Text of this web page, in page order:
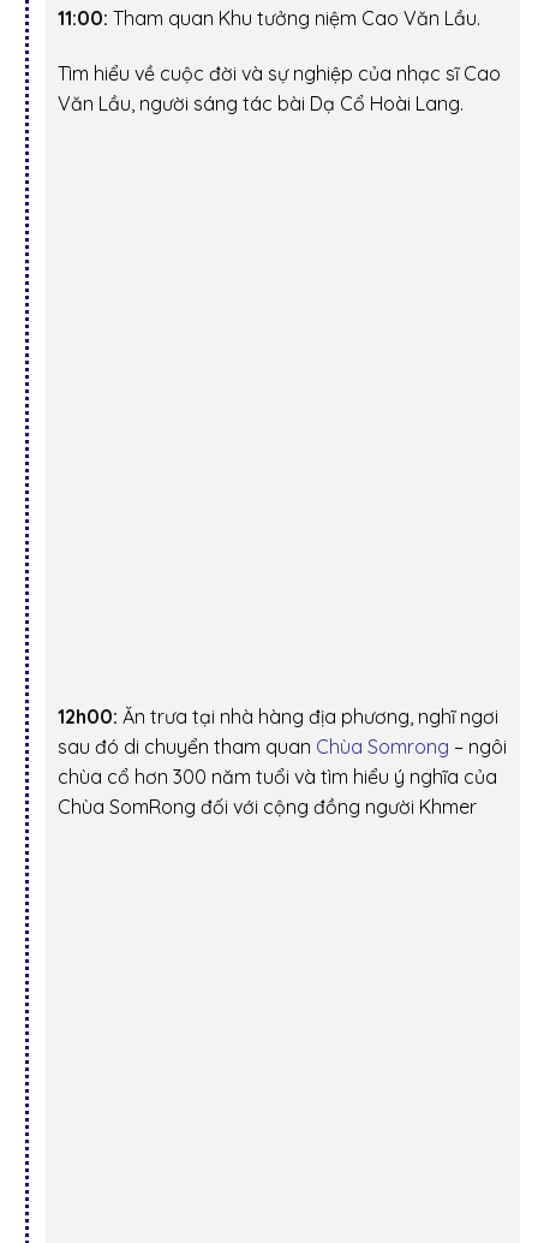
11:00: Tham quan Khu tưởng niệm Cao Văn Lầu.
Tìm hiểu về cuộc đời và sự nghiệp của nhạc sĩ Cao
Văn Lầu, người sáng tác bài Dạ Cổ Hoài Lang.
12h00: Ăn trưa tại nhà hàng địa phương, nghĩ ngơi
sau đó di chuyển tham quan Chùa Somrong – ngôi
chùa cổ hơn 300 năm tuổi và tìm hiểu ý nghĩa của
Chùa SomRong đối với cộng đồng người Khmer